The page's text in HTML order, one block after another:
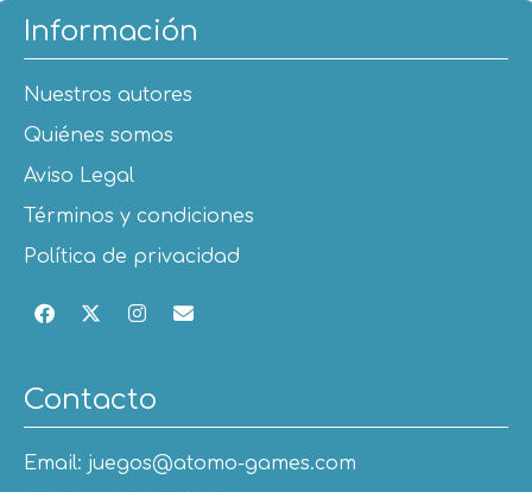
Información
Nuestros autores
Quiénes somos
Aviso Legal
Términos y condiciones
Política de privacidad
Contacto
Email: juegos@atomo-games.com